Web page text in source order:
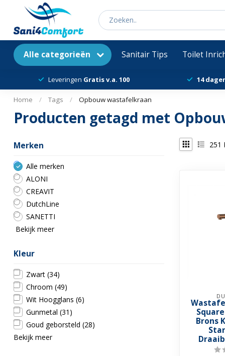
Alle categorieën Sanitair Tips Toilet
Leveringen Gratis v.a. 100 14
Home / Tags / Opbouw wastafelkraan
Producten getagd met
Merken
Alle merken
ALONI
CREAVIT
DutchLine
SANETTI
Bekijk meer
Kleur
Zwart (34)
Chroom (49)
Wit Hoogglans (6)
Gunmetal (31)
Goud geborsteld (28)
Bekijk meer
251
Brons